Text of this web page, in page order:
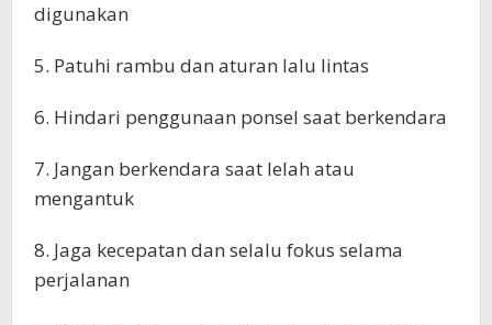
digunakan
5. Patuhi rambu dan aturan lalu lintas
6. Hindari penggunaan ponsel saat berkendara
7. Jangan berkendara saat lelah atau
mengantuk
8. Jaga kecepatan dan selalu fokus selama
perjalanan